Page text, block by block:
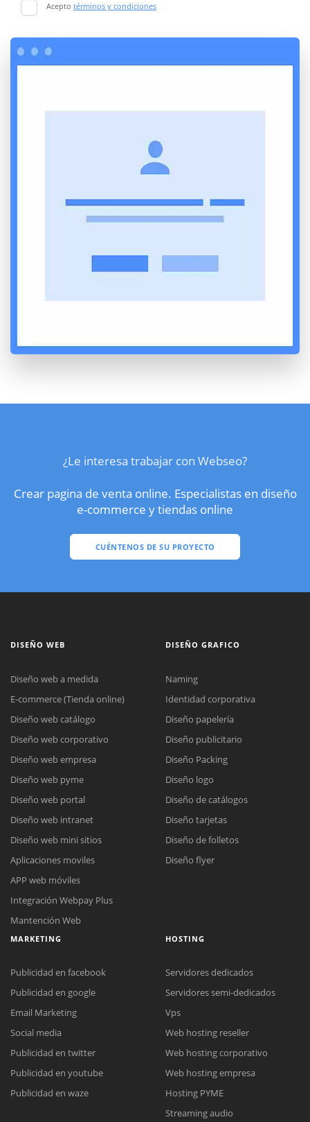
Acepto términos y condiciones
¿Le interesa trabajar con Webseo?
Crear pagina de venta online. Especialistas en diseño
e-commerce y tiendas online
CUÉNTENOS DE SU PROYECTO
Reunión online
Meet para la reunión online.
Cotización
Chat Online
Todos nuestros ejecutivos están fuera de línea. Complete el formulario
DISEÑO WEB
Diseño web a medida
E-commerce (Tienda online)
Diseño web catálogo
Diseño web corporativo
Diseño web empresa
Diseño web pyme
Diseño web portal
Diseño web intranet
Diseño web mini sitios
Aplicaciones moviles
APP web móviles
Integración Webpay Plus
Mantención Web
DISEÑO GRAFICO
Naming
Identidad corporativa
Diseño papelería
Diseño publicitario
Diseño Packing
Diseño logo
Diseño de catálogos
Diseño tarjetas
Diseño de folletos
Diseño flyer
MARKETING
Publicidad en facebook
Publicidad en google
Email Marketing
Social media
Publicidad en twitter
Publicidad en youtube
Publicidad en waze
HOSTING
Servidores dedicados
Servidores semi-dedicados
Vps
Web hosting reseller
Web hosting corporativo
Web hosting empresa
Hosting PYME
Streaming audio